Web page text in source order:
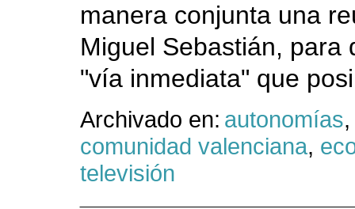
manera conjunta una
Miguel Sebastián, para
"vía inmediata" que
Archivado en: autonomías
comunidad valenciana,
televisión